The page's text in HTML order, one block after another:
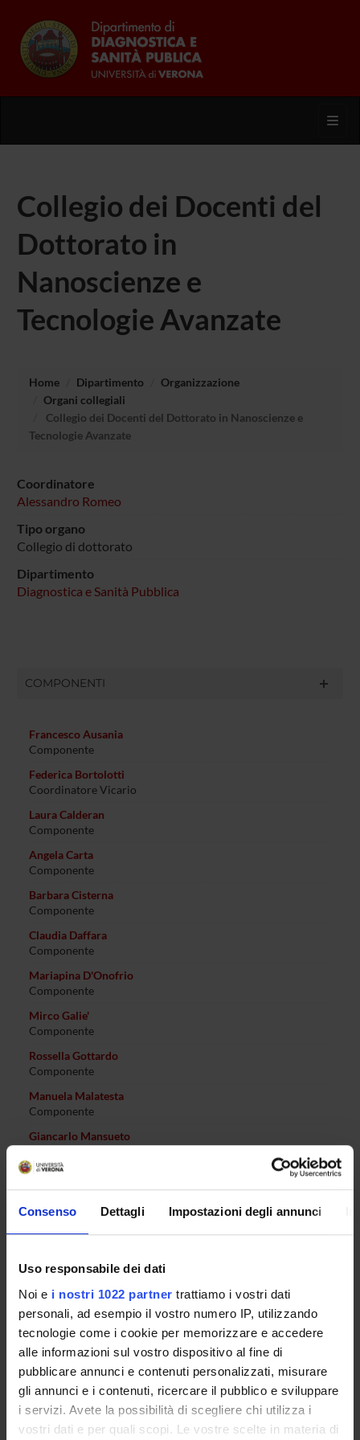
Consenso Dettagli Impostazioni degli annunci
Uso responsabile dei dati
Noi e i nostri 1022 partner trattiamo i vostri dati
personali, ad esempio il vostro numero IP, utilizzando
tecnologie come i cookie per memorizzare e accedere
alle informazioni sul vostro dispositivo al fine di
pubblicare annunci e contenuti personalizzati, misurare
gli annunci e i contenuti, ricercare il pubblico e sviluppare
i servizi. Avete la possibilità di scegliere chi utilizza i
vostri dati e per quali scopi. Le vostre scelte in materia di
Collegio dei Docenti del
Dottorato in
Nanoscienze e
Tecnologie Avanzate
Home Dipartimento
Organizzazione
Organi collegiali
Collegio dei Docenti del Dottorato in Nanoscienze e
Tecnologie Avanzate
Coordinatore
Alessandro Romeo
Tipo organo
Collegio di dottorato
Dipartimento
Diagnostica e Sanità Pubblica
COMPONENTI
Francesco Ausania
Componente
Federica Bortolotti
Coordinatore Vicario
Laura Calderan
Componente
Angela Carta
Componente
Barbara Cisterna
Componente
Claudia Daffara
Componente
Mariapina D'Onofrio
Componente
Mirco Galie'
Componente
Rossella Gottardo
Componente
Manuela Malatesta
Componente
Giancarlo Mansueto
Francesca Munari
Componente
Componente
Massimiliano Perduca
Componente
Componente
Fabio Piccinelli
Componente
Stefano Porru
Componente
Alessandro Romeo